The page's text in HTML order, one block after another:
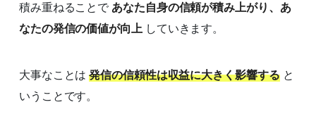
積み重ねることで あなた自身の信頼が積み上がり、あ
なたの発信の価値が向上 していきます。
大事なことは発信の信頼性は収益に大きく影響すると
いうことです。